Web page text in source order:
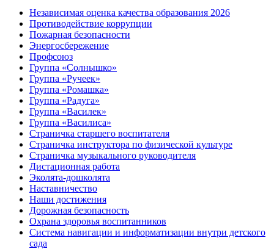
Независимая оценка качества образования 2026
Противодействие коррупции
Пожарная безопасности
Энергосбережение
Профсоюз
Группа «Солнышко»
Группа «Ручеек»
Группа «Ромашка»
Группа «Радуга»
Группа «Василек»
Группа «Василиса»
Страничка старшего воспитателя
Страничка инструктора по физической культуре
Страничка музыкального руководителя
Дистационная работа
Эколята-дошколята
Наставничество
Наши достижения
Дорожная безопасность
Охрана здоровья воспитанников
Система навигации и информатизации внутри детского
сада